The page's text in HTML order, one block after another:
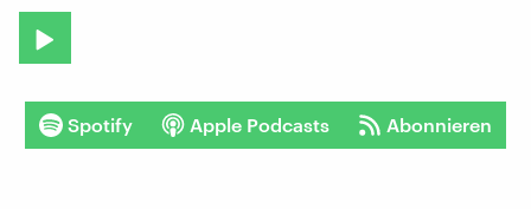
Spotify Apple Podcasts Abonnieren